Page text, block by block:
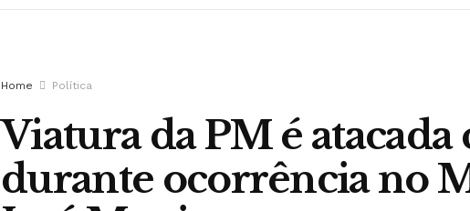
Home Política
Viatura da PM é
durante ocorrência no